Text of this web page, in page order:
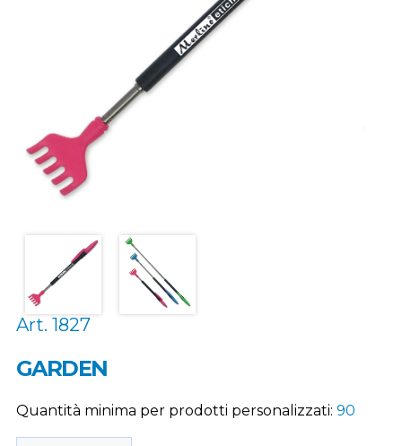
Art. 1827
GARDEN
Quantità minima per prodotti personalizzati: 90